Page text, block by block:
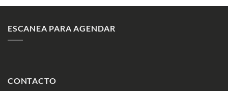
ESCANEA PARA AGENDAR
CONTACTO